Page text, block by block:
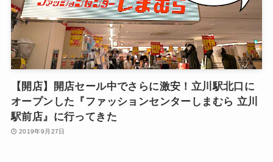
【開店】開店セール中でさらに激安！立川駅北口に
オープンした『ファッションセンターしまむら 立川
駅前店』に行ってきた
2019年9月27日